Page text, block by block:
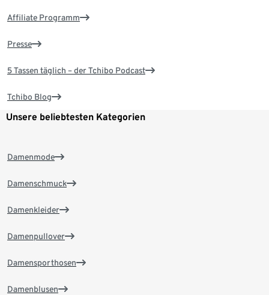
Affiliate Programm
Presse
5 Tassen täglich – der Tchibo Podcast
Tchibo Blog
Unsere beliebtesten Kategorien
Damenmode
Damenschmuck
Damenkleider
Damenpullover
Damensporthosen
Damenblusen